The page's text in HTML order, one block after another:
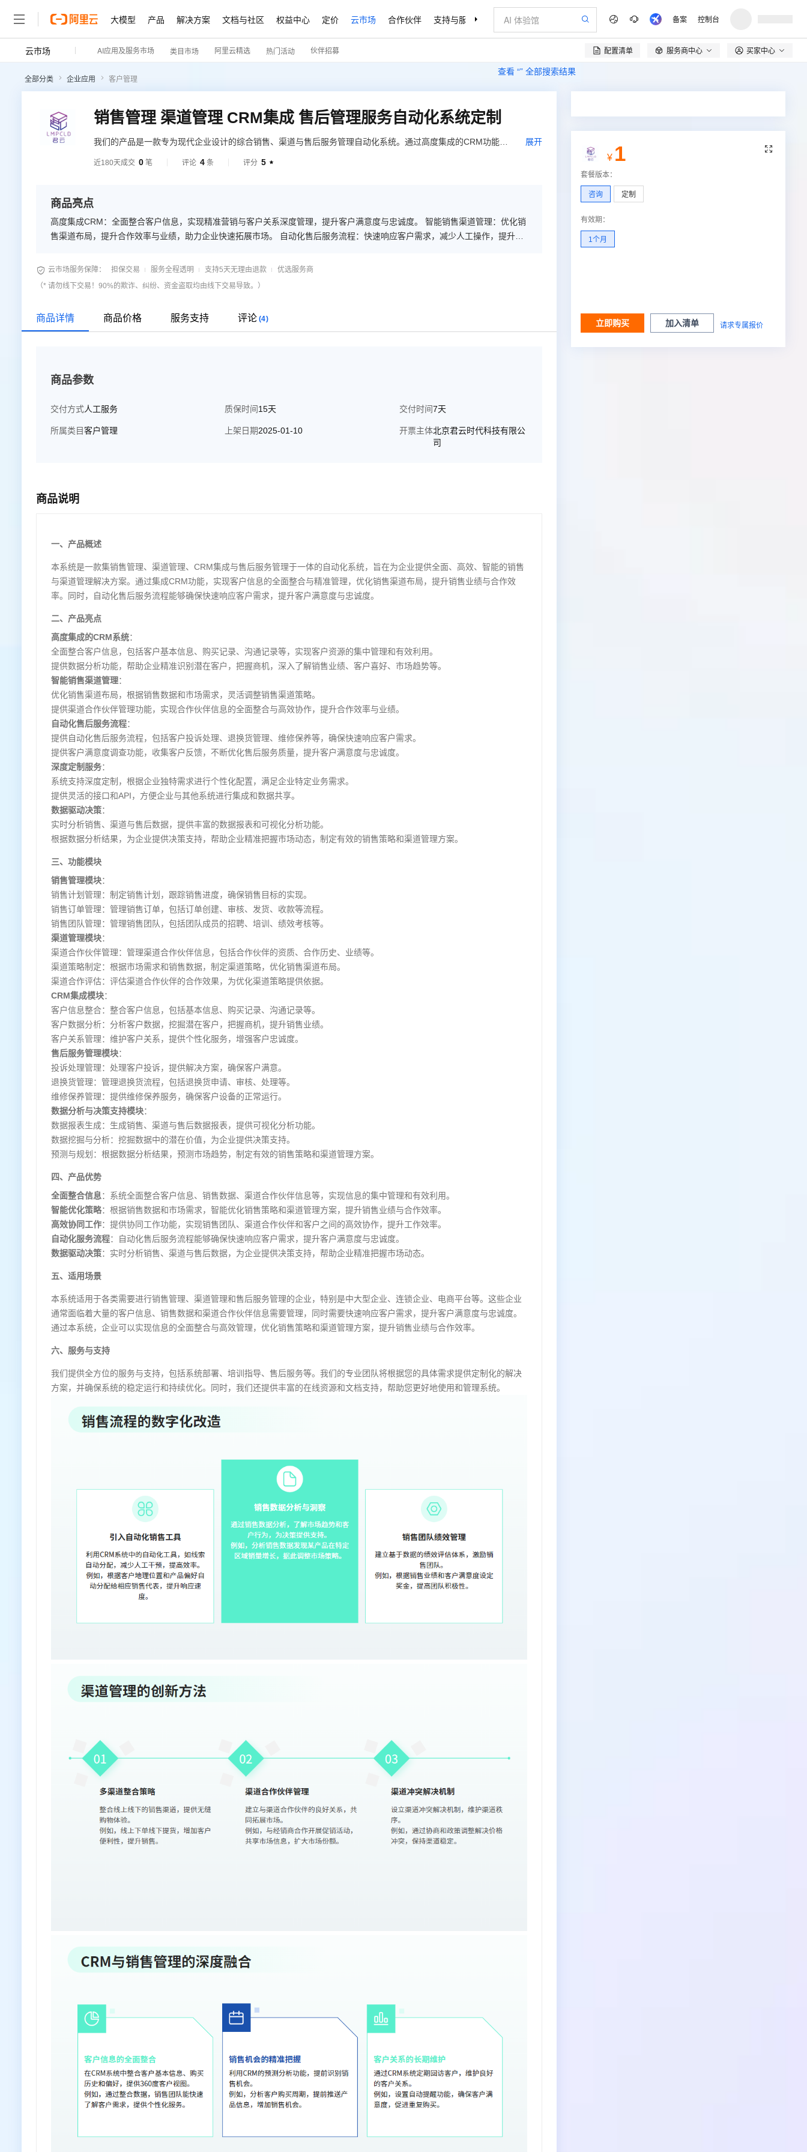
大模型 产品 解决方案 文档与社区 权益中心 定价 云市场 合作伙伴 支持与服务 了解阿里云
查看 “” 全部搜索结果
备案 控制台
云市场 AI应用及服务市场 类目市场 阿里云精选 热门活动 伙伴招募 配置清单  服务商中心 买家中心
全部分类 企业应用 客户管理
销售管理 渠道管理 CRM集成 售后管理服务自动化系统定制
我们的产品是一款专为现代企业设计的综合销售、渠道与售后服务管理自动化系统。通过高度集成的CRM功能，
展开
近180天成交 0 笔 评论 4 条 评分 5 
商品亮点
高度集成CRM：全面整合客户信息，实现精准营销与客户关系深度管理，提升客户满意度与忠诚度。 智能销售渠道管理：优化销
售渠道布局，提升合作效率与业绩，助力企业快速拓展市场。 自动化售后服务流程：快速响应客户需求，减少人工操作，提升服
数据驱动决策：实时分析销售、渠道与售后数据，提供决策支持，助力企业精准把握市场动态。
 云市场服务保障： 担保交易 服务全程透明 支持5天无理由退款
优选服务商
（* 请勿线下交易！90%的欺诈、纠纷、资金盗取均由线下交易导致。）
商品详情 商品价格 服务支持 评论 (4)
商品参数
交付方式人工服务 质保时间15天 交付时间7天
所属类目客户管理 上架日期2025-01-10 开票主体北京君云时代科技有限公
司
商品说明
一、产品概述
本系统是一款集销售管理、渠道管理、CRM集成与售后服务管理于一体的自动化系统，旨在为企业提供全面、高效、智能的销售
与渠道管理解决方案。通过集成CRM功能，实现客户信息的全面整合与精准管理，优化销售渠道布局，提升销售业绩与合作效
率。同时，自动化售后服务流程能够确保快速响应客户需求，提升客户满意度与忠诚度。
二、产品亮点
高度集成的CRM系统：
全面整合客户信息，包括客户基本信息、购买记录、沟通记录等，实现客户资源的集中管理和有效利用。
提供数据分析功能，帮助企业精准识别潜在客户，把握商机，深入了解销售业绩、客户喜好、市场趋势等。
智能销售渠道管理：
优化销售渠道布局，根据销售数据和市场需求，灵活调整销售渠道策略。
提供渠道合作伙伴管理功能，实现合作伙伴信息的全面整合与高效协作，提升合作效率与业绩。
自动化售后服务流程：
提供自动化售后服务流程，包括客户投诉处理、退换货管理、维修保养等，确保快速响应客户需求。
提供客户满意度调查功能，收集客户反馈，不断优化售后服务质量，提升客户满意度与忠诚度。
深度定制服务：
系统支持深度定制，根据企业独特需求进行个性化配置，满足企业特定业务需求。
提供灵活的接口和API，方便企业与其他系统进行集成和数据共享。
数据驱动决策：
实时分析销售、渠道与售后数据，提供丰富的数据报表和可视化分析功能。
根据数据分析结果，为企业提供决策支持，帮助企业精准把握市场动态，制定有效的销售策略和渠道管理方案。
三、功能模块
销售管理模块：
销售计划管理：制定销售计划，跟踪销售进度，确保销售目标的实现。
销售订单管理：管理销售订单，包括订单创建、审核、发货、收款等流程。
销售团队管理：管理销售团队，包括团队成员的招聘、培训、绩效考核等。
渠道管理模块：
渠道合作伙伴管理：管理渠道合作伙伴信息，包括合作伙伴的资质、合作历史、业绩等。
渠道策略制定：根据市场需求和销售数据，制定渠道策略，优化销售渠道布局。
渠道合作评估：评估渠道合作伙伴的合作效果，为优化渠道策略提供依据。
CRM集成模块：
客户信息整合：整合客户信息，包括基本信息、购买记录、沟通记录等。
客户数据分析：分析客户数据，挖掘潜在客户，把握商机，提升销售业绩。
客户关系管理：维护客户关系，提供个性化服务，增强客户忠诚度。
售后服务管理模块：
投诉处理管理：处理客户投诉，提供解决方案，确保客户满意。
退换货管理：管理退换货流程，包括退换货申请、审核、处理等。
维修保养管理：提供维修保养服务，确保客户设备的正常运行。
数据分析与决策支持模块：
数据报表生成：生成销售、渠道与售后数据报表，提供可视化分析功能。
数据挖掘与分析：挖掘数据中的潜在价值，为企业提供决策支持。
预测与规划：根据数据分析结果，预测市场趋势，制定有效的销售策略和渠道管理方案。
四、产品优势
全面整合信息：系统全面整合客户信息、销售数据、渠道合作伙伴信息等，实现信息的集中管理和有效利用。
智能优化策略：根据销售数据和市场需求，智能优化销售策略和渠道管理方案，提升销售业绩与合作效率。
高效协同工作：提供协同工作功能，实现销售团队、渠道合作伙伴和客户之间的高效协作，提升工作效率。
自动化服务流程：自动化售后服务流程能够确保快速响应客户需求，提升客户满意度与忠诚度。
数据驱动决策：实时分析销售、渠道与售后数据，为企业提供决策支持，帮助企业精准把握市场动态。
五、适用场景
本系统适用于各类需要进行销售管理、渠道管理和售后服务管理的企业，特别是中大型企业、连锁企业、电商平台等。这些企业
通常面临着大量的客户信息、销售数据和渠道合作伙伴信息需要管理，同时需要快速响应客户需求，提升客户满意度与忠诚度。
通过本系统，企业可以实现信息的全面整合与高效管理，优化销售策略和渠道管理方案，提升销售业绩与合作效率。
六、服务与支持
我们提供全方位的服务与支持，包括系统部署、培训指导、售后服务等。我们的专业团队将根据您的具体需求提供定制化的解决
方案，并确保系统的稳定运行和持续优化。同时，我们还提供丰富的在线资源和文档支持，帮助您更好地使用和管理系统。

¥ 1
套餐版本：
咨询 定制
有效期 ：
1个月
立即购买 加入清单 请求专属报价